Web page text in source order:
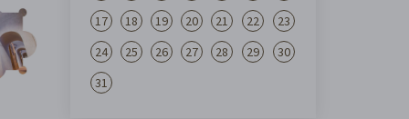
17
18 19 20 21 22
23
24
25 26 27 28 29
30
31